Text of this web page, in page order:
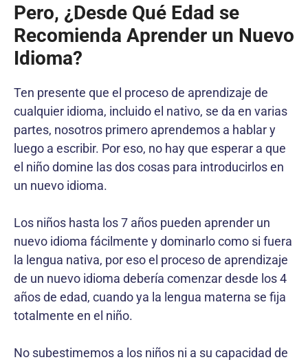
Pero, ¿Desde Qué Edad se
Recomienda Aprender un Nuevo
Idioma?
Ten presente que el proceso de aprendizaje de
cualquier idioma, incluido el nativo, se da en varias
partes, nosotros primero aprendemos a hablar y
luego a escribir. Por eso, no hay que esperar a que
el niño domine las dos cosas para introducirlos en
un nuevo idioma.
Los niños hasta los 7 años pueden aprender un
nuevo idioma fácilmente y dominarlo como si fuera
la lengua nativa, por eso el proceso de aprendizaje
de un nuevo idioma debería comenzar desde los 4
años de edad, cuando ya la lengua materna se fija
totalmente en el niño.
No subestimemos a los niños ni a su capacidad de